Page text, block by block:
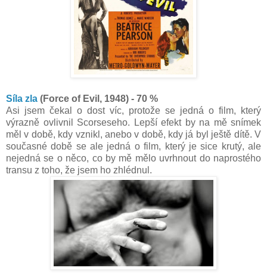
Síla zla (Force of Evil, 1948) - 70 %
Asi jsem čekal o dost víc, protože se jedná o film, který
výrazně ovlivnil Scorseseho. Lepší efekt by na mě snímek
měl v době, kdy vznikl, anebo v době, kdy já byl ještě dítě. V
současné době se ale jedná o film, který je sice krutý, ale
nejedná se o něco, co by mě mělo uvrhnout do naprostého
transu z toho, že jsem ho zhlédnul.